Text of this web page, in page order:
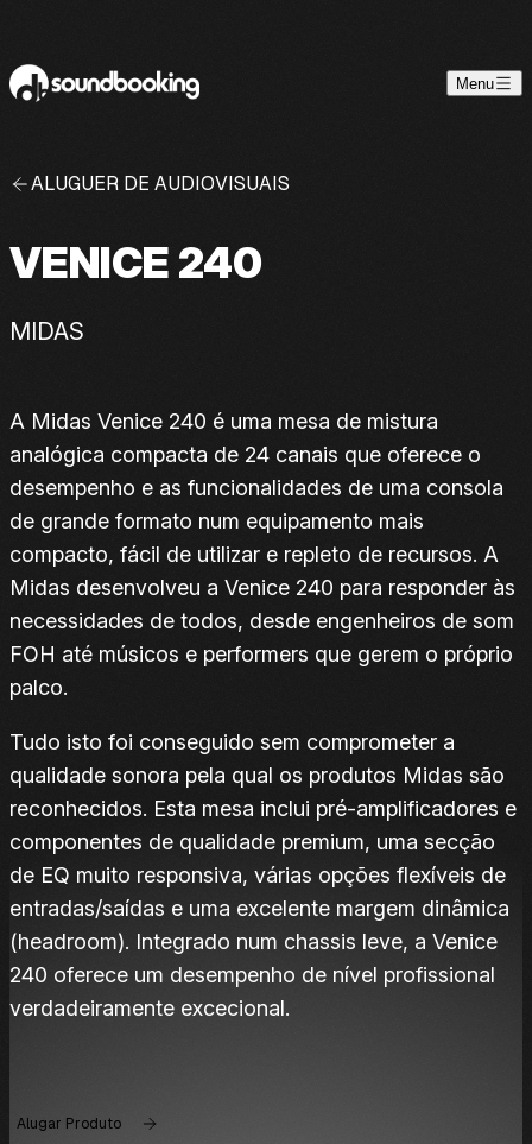
Menu
ALUGUER DE AUDIOVISUAIS
VENICE 240
MIDAS
A Midas Venice 240 é uma mesa de mistura
analógica compacta de 24 canais que oferece o
desempenho e as funcionalidades de uma consola
de grande formato num equipamento mais
compacto, fácil de utilizar e repleto de recursos. A
Midas desenvolveu a Venice 240 para responder às
necessidades de todos, desde engenheiros de som
FOH até músicos e performers que gerem o próprio
palco.
Tudo isto foi conseguido sem comprometer a
qualidade sonora pela qual os produtos Midas são
reconhecidos. Esta mesa inclui pré-amplificadores e
componentes de qualidade premium, uma secção
de EQ muito responsiva, várias opções flexíveis de
entradas/saídas e uma excelente margem dinâmica
(headroom). Integrado num chassis leve, a Venice
240 oferece um desempenho de nível profissional
verdadeiramente excecional.
Alugar Produto